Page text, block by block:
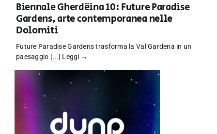
Biennale Gherdëina 10: Future Paradise
Gardens, arte contemporanea nelle
Dolomiti
Future Paradise Gardens trasforma la Val Gardena in un
paesaggio [...] Leggi →